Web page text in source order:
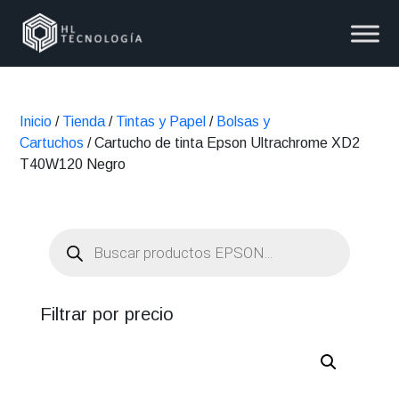
Inicio / Tienda / Tintas y Papel / Bolsas y
Cartuchos / Cartucho de tinta Epson Ultrachrome XD2
T40W120 Negro
productos
Filtrar por precio